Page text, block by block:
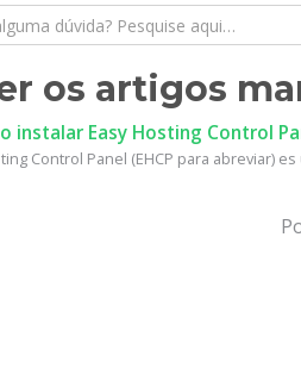
os artigos
instalar Easy Hosting Control
Control Panel (EHCP para abreviar)